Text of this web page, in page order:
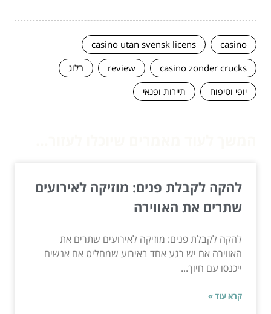
casino
casino utan svensk licens
casino zonder crucks
review
בלוג
יופי וטיפוח
תיירות ופנאי
להקה לקבלת פנים: מוזיקה לאירועים
שתרים את האווירה
להקה לקבלת פנים: מוזיקה לאירועים שתרים את
האווירה אם יש רגע אחד באירוע שמחליט אם אנשים
ייכנסו עם חיוך...
קרא עוד »